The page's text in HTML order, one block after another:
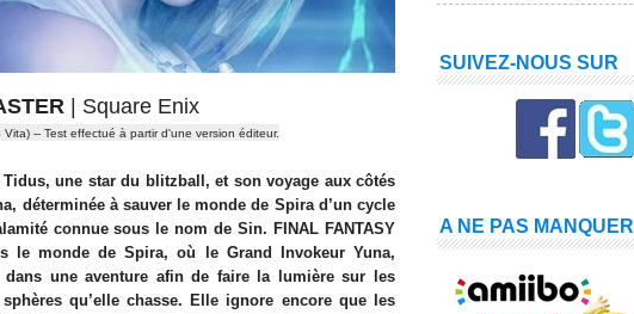
| Square Enix
Vita) -- Test effectué à partir d'une version éditeur.
Tidus, une star du blitzball, et son voyage aux côtés
déterminée à sauver le monde de Spira d’un cycle
connue sous le nom de Sin. FINAL FANTASY
le monde de Spira, où le Grand Invokeur Yuna,
une aventure afin de faire la lumière sur les
qu’elle chasse. Elle ignore encore que les
SUIVEZ-NOUS SUR
A NE PAS MANQUER